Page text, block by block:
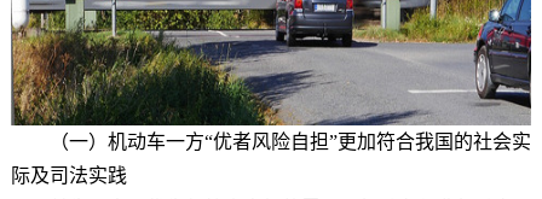
（一）机动车一方“优者风险自担”更加符合我国的社会实
际及司法实践